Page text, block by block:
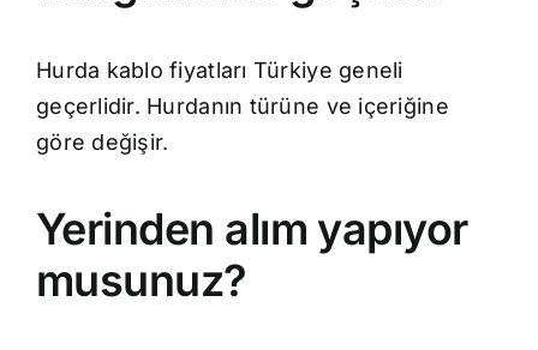
Hurda kablo fiyatları Türkiye geneli
geçerlidir. Hurdanın türüne ve içeriğine
göre değişir.
Yerinden alım yapıyor
musunuz?